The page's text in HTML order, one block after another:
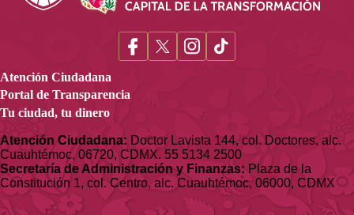
Atención Ciudadana
Portal de Transparencia
Tu ciudad, tu dinero
Atención Ciudadana: Doctor Lavista 144, col. Doctores, alc.
Cuauhtémoc, 06720, CDMX. 55 5134 2500
Secretaría de Administración y Finanzas: Plaza de la
Constitución 1, col. Centro, alc. Cuauhtémoc, 06000, CDMX